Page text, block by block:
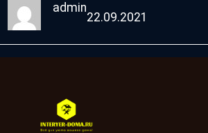
admin
22.09.2021